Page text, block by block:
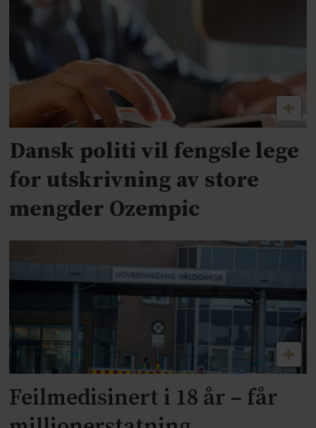
Dansk politi vil fengsle lege
for utskrivning av store
mengder Ozempic
Feilmedisinert i 18 år – får